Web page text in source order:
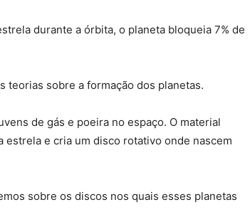
durante a órbita, o planeta bloqueia 7% de
teorias sobre a formação dos planetas.
de gás e poeira no espaço. O material
e cria um disco rotativo onde nascem
sobre os discos nos quais esses planetas